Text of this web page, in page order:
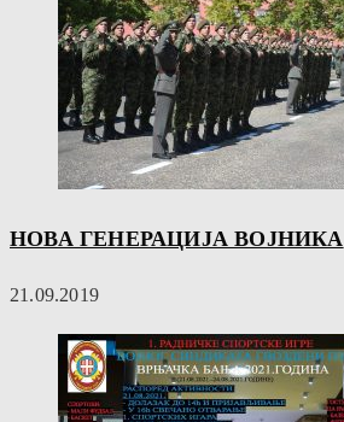
НОВА ГЕНЕРАЦИЈА ВОЈНИКА
21.09.2019